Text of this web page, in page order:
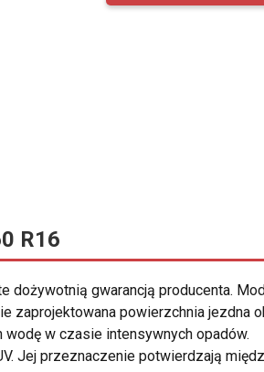
R16
dożywotnią gwarancją producenta.
zaprojektowana powierzchnia jezdna
w czasie intensywnych opadów.
Jej przeznaczenie potwierdzają